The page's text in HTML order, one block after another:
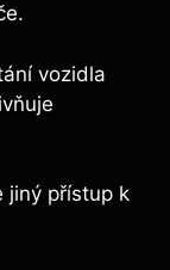
vozidla
jiný přístup k